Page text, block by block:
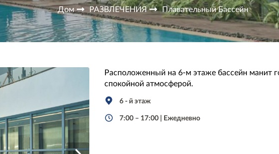
Дом РАЗВЛЕЧЕНИЯ Плавательный Бассейн
Расположенный на 6-м этаже бассейн манит
спокойной атмосферой.
6 - й этаж
7:00 – 17:00 | Ежедневно